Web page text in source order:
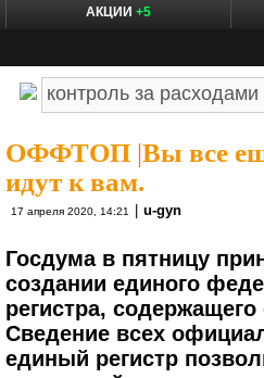
АКЦИИ +5
ОФФТОП |Вы все
идут к вам.
17 апреля 2020, 14:21 u-gyn
Госдума в пятницу
создании единого
регистра,
Сведение всех
единый регистр